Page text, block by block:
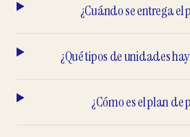
¿Cuándo se entrega el
¿Qué tipos de unidades
¿Cómo es el plan de